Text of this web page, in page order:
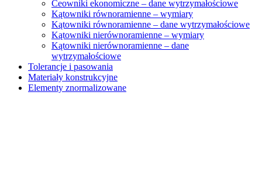
Ceowniki ekonomiczne – dane wytrzymałościowe
Kątowniki równoramienne – wymiary
Kątowniki równoramienne – dane wytrzymałościowe
Kątowniki nierównoramienne – wymiary
Kątowniki nierównoramienne – dane
wytrzymałościowe
Tolerancje i pasowania
Materiały konstrukcyjne
Elementy znormalizowane